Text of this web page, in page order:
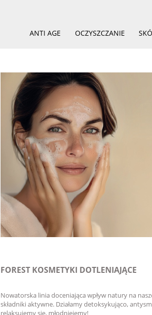
ANTI AGE OCZYSZCZANIE
FOREST KOSMETYKI DOTLENIAJĄCE
Nowatorska linia doceniająca wpływ natury na
składniki aktywne. Działamy detoksykująco,
relaksujemy się, młodniejemy!